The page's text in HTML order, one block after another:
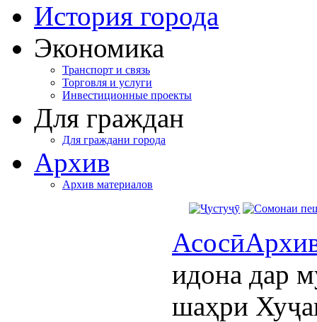
История города
Экономика
Транспорт и связь
Торговля и услуги
Инвестиционные проекты
Для граждан
Для граждани города
Архив
Архив материалов
Асосӣ
идона дар
шаҳри